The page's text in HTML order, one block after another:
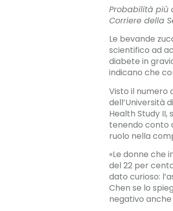
Probabilità più
Corriere della
Le bevande
scientifico ad
diabete in
indicano che
Visto il numero
dell’Università
Health Study
tenendo conto
ruolo nella
«Le donne che
del 22 per
dato curioso:
Chen se lo
negativo